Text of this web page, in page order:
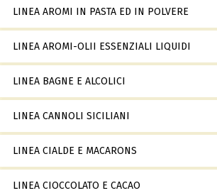
LINEA AROMI IN PASTA ED IN POLVERE
LINEA AROMI-OLII ESSENZIALI LIQUIDI
LINEA BAGNE E ALCOLICI
LINEA CANNOLI SICILIANI
LINEA CIALDE E MACARONS
LINEA CIOCCOLATO E CACAO